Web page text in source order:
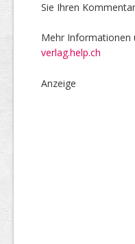
Sie Ihren
Mehr Informationen
verlag.help.ch
Anzeige